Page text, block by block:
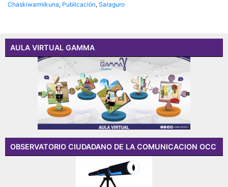
Chaskiwarmikuna, Publicación, Saraguro
AULA VIRTUAL GAMMA
OBSERVATORIO CIUDADANO DE LA COMUNICACION OCC